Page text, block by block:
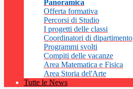
Panoramica
Offerta formativa
Percorsi di Studio
I progetti delle classi
Coordinatori di dipartimento
Programmi svolti
Compiti delle vacanze
Area Matematica e Fisica
Area Storia del'Arte
Tutte le News